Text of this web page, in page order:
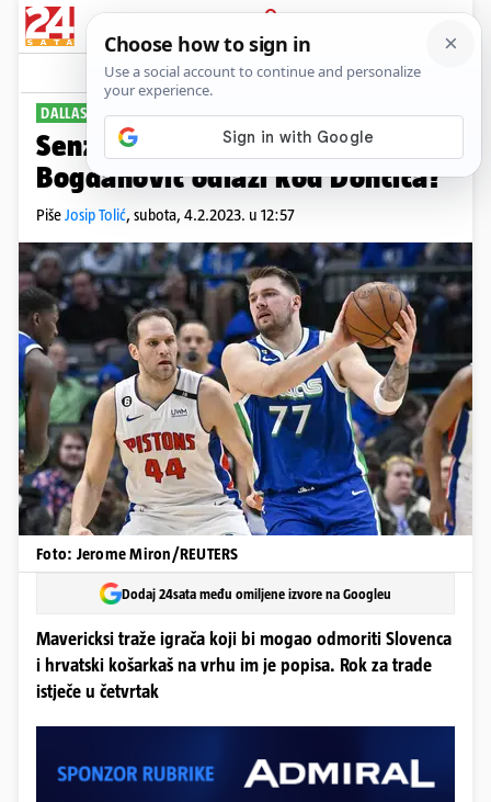
PRIJAVA
Sport Komentari
DALLAS GA ŽELI
Senzacionalan trade na vidiku:
Bogdanović odlazi kod Dončića?
PišeJosip Tolić, subota, 4.2.2023. u 12:57
Foto: Jerome Miron/REUTERS
Dodaj 24sata među omiljene izvore na Googleu
Mavericksi traže igrača koji bi mogao odmoriti Slovenca
i hrvatski košarkaš na vrhu im je popisa. Rok za trade
istječe u četvrtak